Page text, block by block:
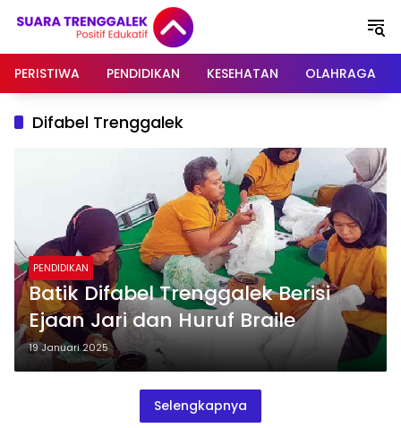
PERISTIWA
PENDIDIKAN KESEHATAN OLAHRAGA
Difabel Trenggalek
PENDIDIKAN
Batik Difabel Trenggalek Berisi
Ejaan Jari dan Huruf Braile
19 Januari 2025
Selengkapnya